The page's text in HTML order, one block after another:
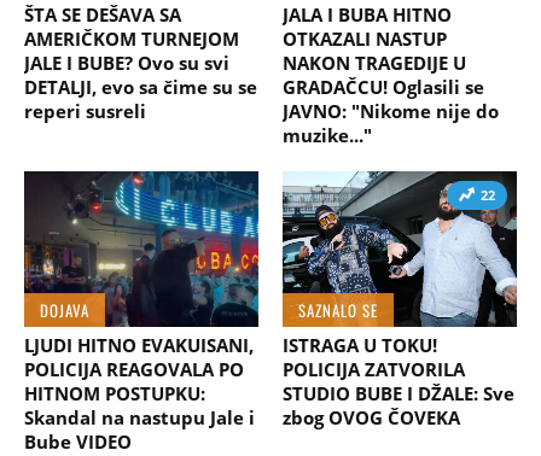
ŠTA SE DEŠAVA SA
AMERIČKOM TURNEJOM
JALE I BUBE? Ovo su svi
DETALJI, evo sa čime su se
reperi susreli
JALA I BUBA HITNO
OTKAZALI NASTUP
NAKON TRAGEDIJE U
GRADAČCU! Oglasili se
JAVNO: "Nikome nije do
muzike..."
DOJAVA
LJUDI HITNO EVAKUISANI,
POLICIJA REAGOVALA PO
HITNOM POSTUPKU:
Skandal na nastupu Jale i
Bube VIDEO
22
SAZNALO SE
ISTRAGA U TOKU!
POLICIJA ZATVORILA
STUDIO BUBE I DŽALE: Sve
zbog OVOG ČOVEKA